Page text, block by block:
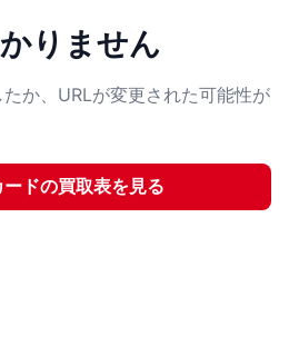
りません
か、URLが変更された可能性が
ドの買取表を見る